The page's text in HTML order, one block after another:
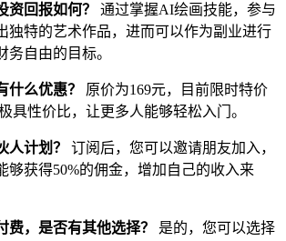
资回报如何？
通过掌握AI绘画技能，参与
独特的艺术作品，进而可以作为副业进行
务自由的目标。
什么优惠？
原价为169元，目前限时特价
具性价比，让更多人能够轻松入门。
人计划？
订阅后，您可以邀请朋友加入，
够获得50%的佣金，增加自己的收入来
费，是否有其他选择？
是的，您可以选择